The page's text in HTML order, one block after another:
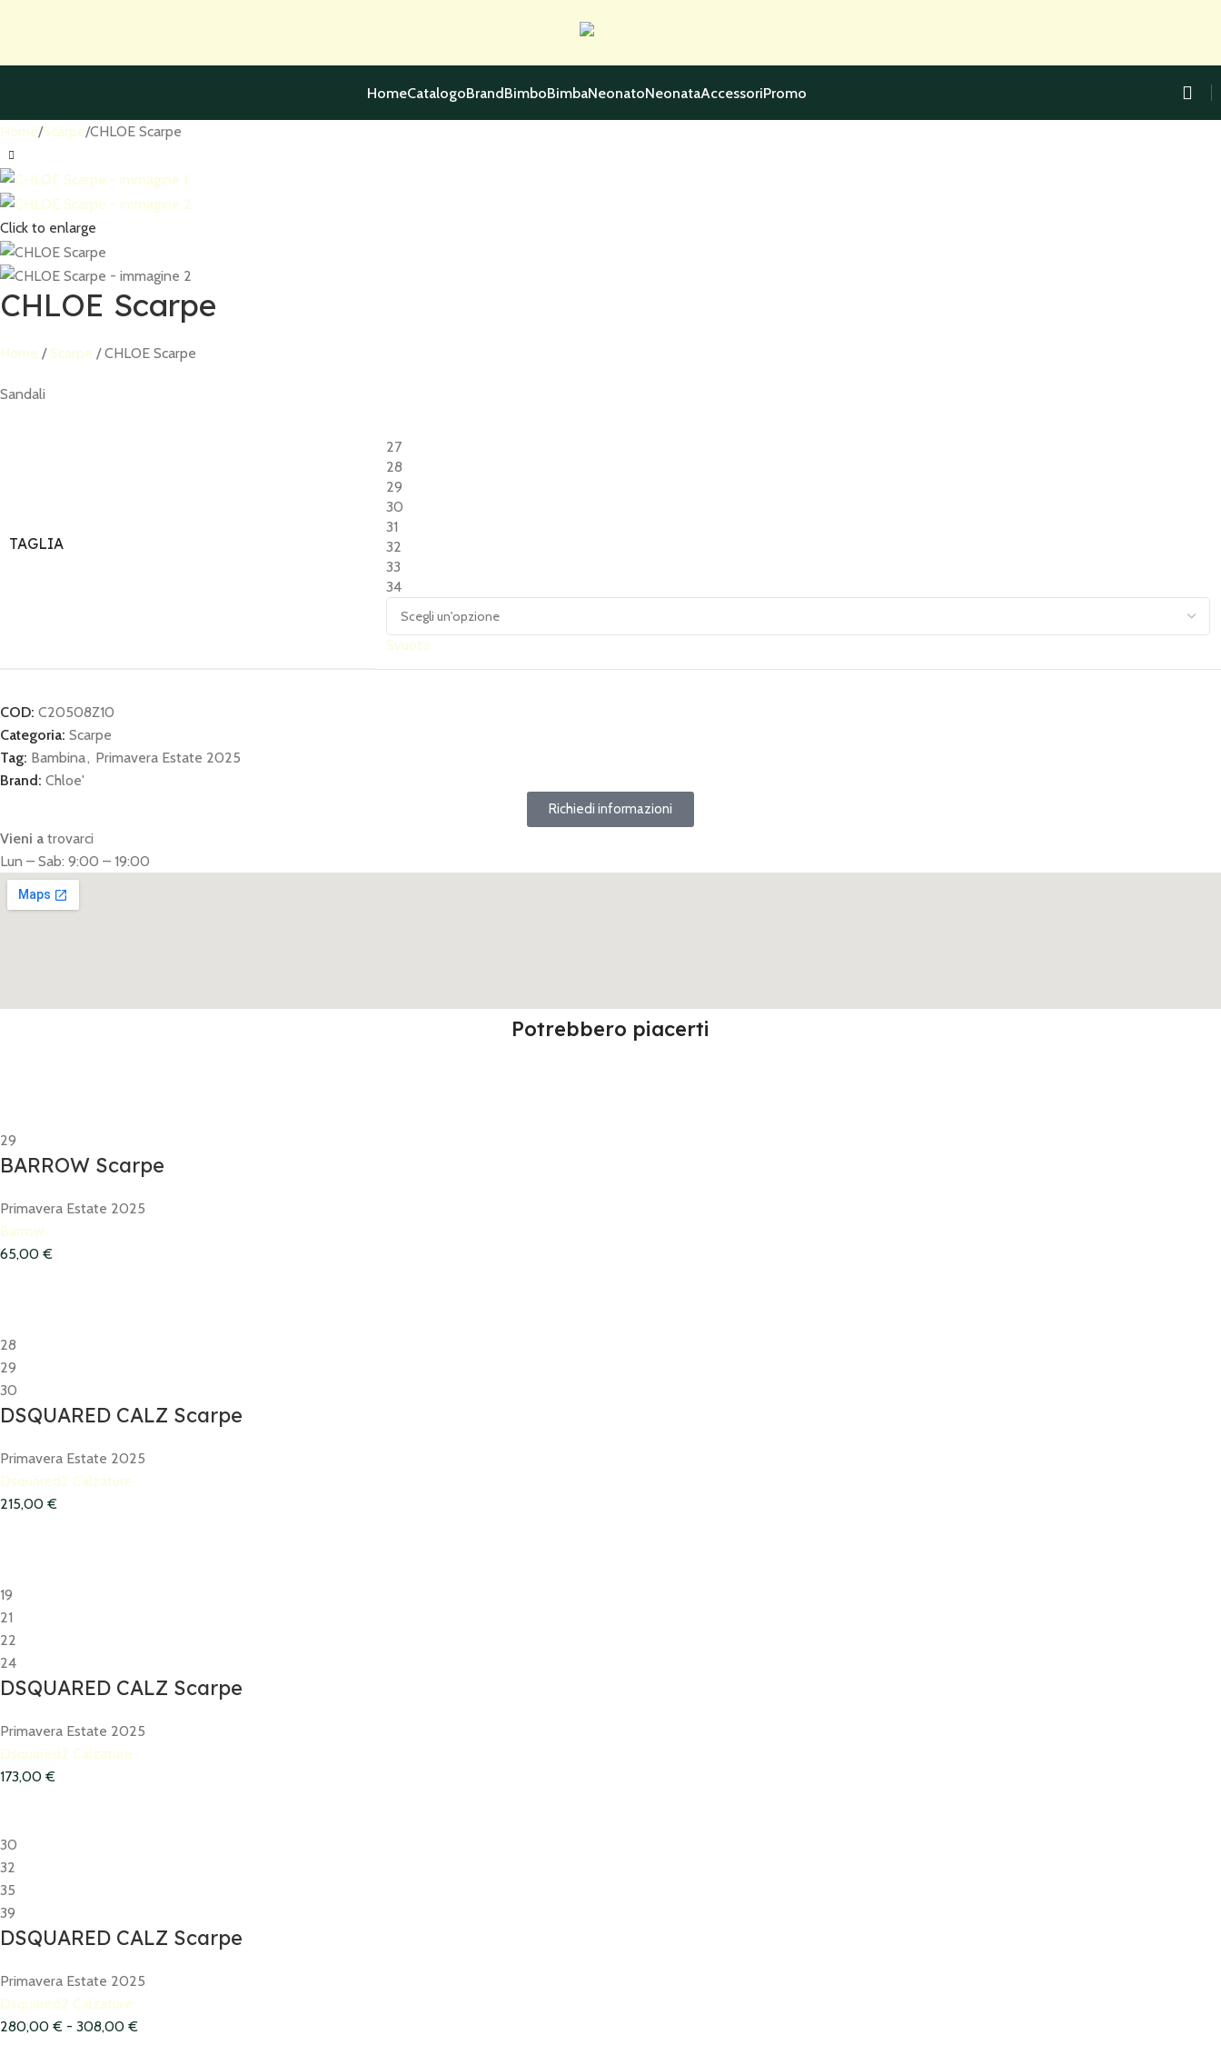
HomeCatalogoBrandBimboBimbaNeonatoNeonataAccessoriPromo
Home Scarpe CHLOE Scarpe
Click to enlarge
CHLOE Scarpe
Home Scarpe CHLOE Scarpe
Sandali
TAGLIA
27
28
29
30
31
32
33
34
Svuota
COD: C20508Z10
Categoria: Scarpe
Tag: Bambina, Primavera Estate 2025
Brand: Chloe'
Richiedi informazioni
Vieni a trovarci
Lun – Sab: 9:00 – 19:00
Potrebbero piacerti
29
BARROW Scarpe
Primavera Estate 2025
Barrow
65,00 €
28
29
30
DSQUARED CALZ Scarpe
Primavera Estate 2025
Dsquared2 Calzature
215,00 €
19
21
22
24
DSQUARED CALZ Scarpe
Primavera Estate 2025
Dsquared2 Calzature
173,00 €
30
32
35
39
DSQUARED CALZ Scarpe
Primavera Estate 2025
Dsquared2 Calzature
280,00 € - 308,00 €